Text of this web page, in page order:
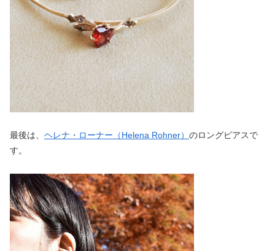
最後は、 ヘレナ・ローナー（Helena Rohner） のロングピアスで
す。